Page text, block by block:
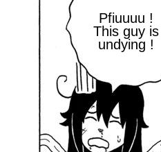
Pfiuuuu !
This guy is
undying !